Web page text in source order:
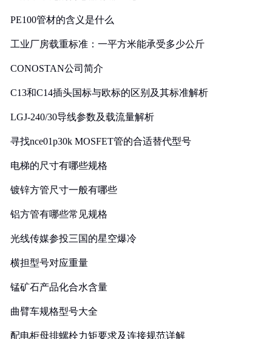
PE100管材的含义是什么
工业厂房载重标准：一平方米能承受多少公斤
CONOSTAN公司简介
C13和C14插头国标与欧标的区别及其标准解析
LGJ-240/30导线参数及载流量解析
寻找nce01p30k MOSFET管的合适替代型号
电梯的尺寸有哪些规格
镀锌方管尺寸一般有哪些
铝方管有哪些常见规格
光线传媒参投三国的星空爆冷
横担型号对应重量
锰矿石产品化合水含量
曲臂车规格型号大全
配电柜母排螺栓力矩要求及连接规范详解